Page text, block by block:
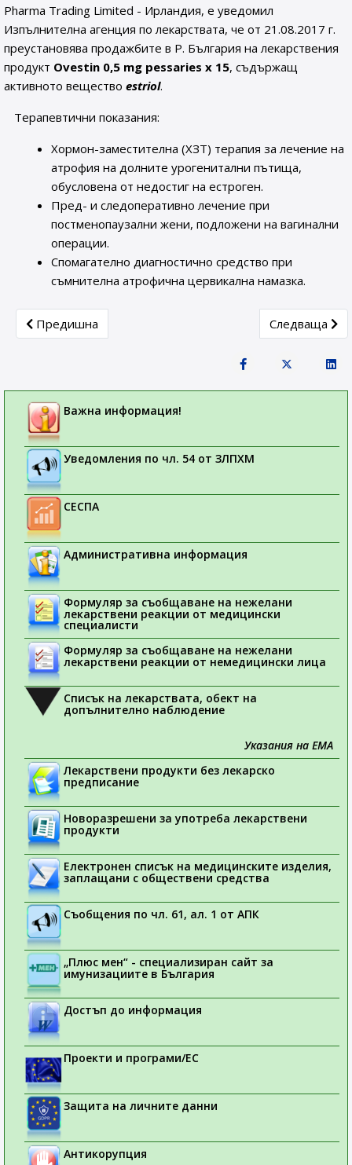
Pharma Trading Limited - Ирландия, е уведомил
Изпълнителна агенция по лекарствата, че от 21.08.2017 г.
преустановява продажбите в Р. България на лекарствения
продукт Ovestin 0,5 mg pessaries х 15, съдържащ
активното вещество estriol.
Терапевтични показания:
Хормон-заместителна (ХЗТ) терапия за лечение на
атрофия на долните урогенитални пътища,
обусловена от недостиг на естроген.
Пред- и следоперативно лечение при
постменопаузални жени, подложени на вагинални
операции.
Спомагателно диагностично средство при
съмнителна атрофична цервикална намазка.
Previous article: Постоянно преустановяване на
Предишна Next article:
Следваща
Важна информация!
Уведомления по чл. 54 от ЗЛПХМ
СЕСПА
Административна информация
Формуляр за съобщаване на нежелани
лекарствени реакции от медицински
специалисти
Формуляр за съобщаване на нежелани
лекарствени реакции от немедицински лица
Списък на лекарствата, обект на
допълнително наблюдение
Указания на ЕМА
Лекарствени продукти без лекарско
предписание
Новоразрешени за употреба лекарствени
продукти
Електронен списък на медицинските изделия,
заплащани с обществени средства
Съобщения по чл. 61, ал. 1 от АПК
„Плюс мен“ - специализиран сайт за
имунизациите в България
Достъп до информация
Проекти и програми/ЕС
Защита на личните данни
Антикорупция